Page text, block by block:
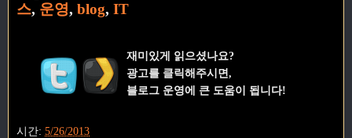
스, 운영, blog, IT
재미있게 읽으셨나요?
광고를 클릭해주시면,
블로그 운영에 큰 도움이 됩니다!
시간: 5/26/2013